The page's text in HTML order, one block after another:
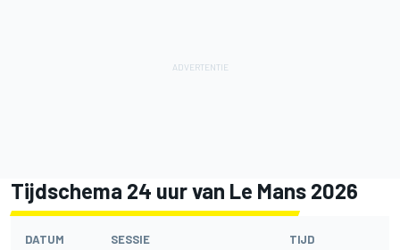
Tijdschema 24 uur van Le Mans 2026
DATUM SESSIE TIJD